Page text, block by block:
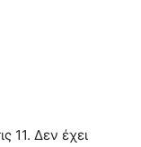
11. Δεν έχει